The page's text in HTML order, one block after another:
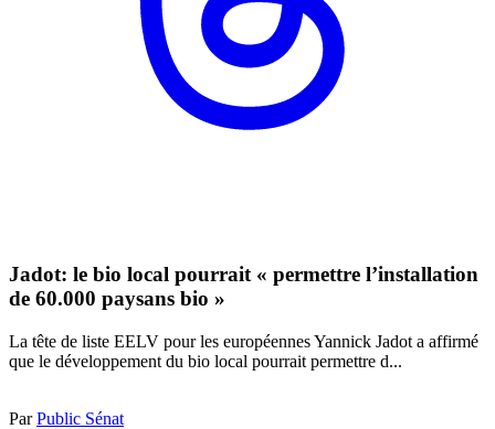
Jadot: le bio local pourrait « permettre l’installation
de 60.000 paysans bio »
La tête de liste EELV pour les européennes Yannick Jadot a affirmé
que le développement du bio local pourrait permettre d...
ParPublic Sénat